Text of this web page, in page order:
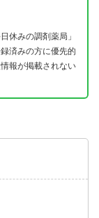
休みの調剤薬局」
済みの方に優先的
報が掲載されない